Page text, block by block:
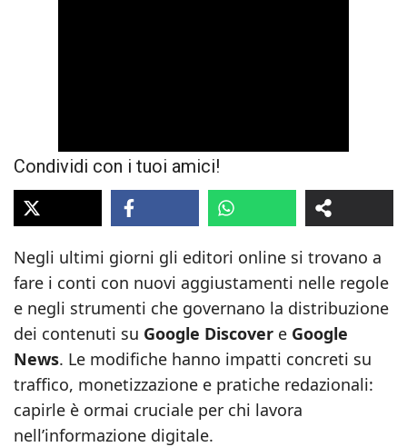
Condividi con i tuoi amici!
Negli ultimi giorni gli editori online si trovano a
fare i conti con nuovi aggiustamenti nelle regole
e negli strumenti che governano la distribuzione
dei contenuti su Google Discover e Google
News. Le modifiche hanno impatti concreti su
traffico, monetizzazione e pratiche redazionali:
capirle è ormai cruciale per chi lavora
nell’informazione digitale.